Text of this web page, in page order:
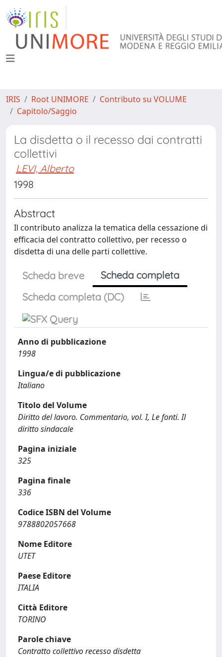
IRIS Root UNIMORE
Contributo su VOLUME
Capitolo/Saggio
La disdetta o il recesso dai contratti
collettivi
LEVI, Alberto
1998
Abstract
Il contributo analizza la tematica della cessazione di
efficacia del contratto collettivo, per recesso o
disdetta di una delle parti collettive.
Scheda breve
Scheda completa
Scheda completa (DC)
Anno di pubblicazione
1998
Lingua/e di pubblicazione
Italiano
Titolo del Volume
Diritto del lavoro. Commentario, vol. I, Le fonti. Il
diritto sindacale
Pagina iniziale
325
Pagina finale
336
Codice ISBN del Volume
9788802057668
Nome Editore
UTET
Paese Editore
ITALIA
Città Editore
TORINO
Parole chiave
Contratto collettivo recesso disdetta